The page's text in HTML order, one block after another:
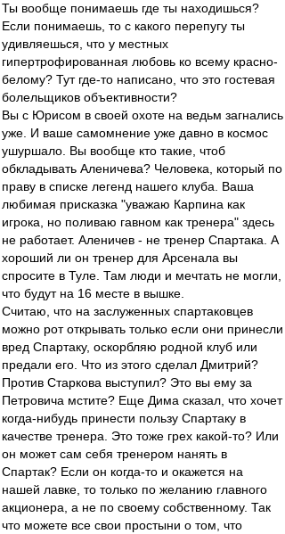
Ты вообще понимаешь где ты находишься?
Если понимаешь, то с какого перепугу ты
удивляешься, что у местных
гипертрофированная любовь ко всему красно-
белому? Тут где-то написано, что это гостевая
болельщиков объективности?
Вы с Юрисом в своей охоте на ведьм загнались
уже. И ваше самомнение уже давно в космос
ушуршало. Вы вообще кто такие, чтоб
обкладывать Аленичева? Человека, который по
праву в списке легенд нашего клуба. Ваша
любимая присказка "уважаю Карпина как
игрока, но поливаю гавном как тренера" здесь
не работает. Аленичев - не тренер Спартака. А
хороший ли он тренер для Арсенала вы
спросите в Туле. Там люди и мечтать не могли,
что будут на 16 месте в вышке.
Считаю, что на заслуженных спартаковцев
можно рот открывать только если они принесли
вред Спартаку, оскорбляю родной клуб или
предали его. Что из этого сделал Дмитрий?
Против Старкова выступил? Это вы ему за
Петровича мстите? Еще Дима сказал, что хочет
когда-нибудь принести пользу Спартаку в
качестве тренера. Это тоже грех какой-то? Или
он может сам себя тренером нанять в
Спартак? Если он когда-то и окажется на
нашей лавке, то только по желанию главного
акционера, а не по своему собственному. Так
что можете все свои простыни о том, что